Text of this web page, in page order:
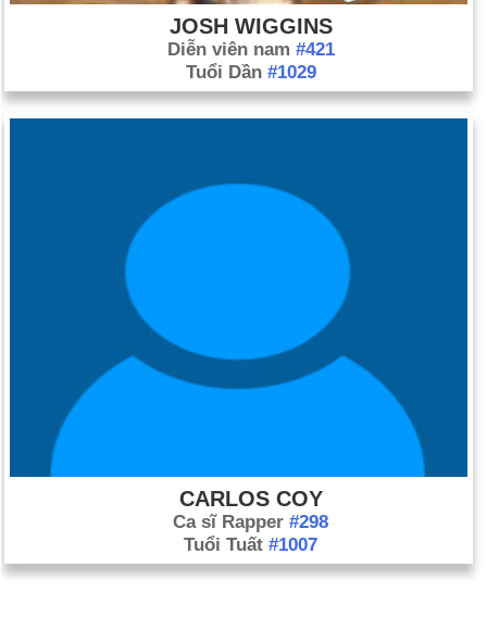
JOSH WIGGINS
Diễn viên nam #421
Tuổi Dần #1029
CARLOS COY
Ca sĩ Rapper #298
Tuổi Tuất #1007